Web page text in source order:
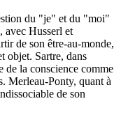
du "je" et du "moi"
avec Husserl et
de son être-au-monde,
objet. Sartre, dans
la conscience comme
Merleau-Ponty, quant à
de son